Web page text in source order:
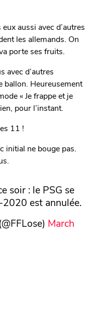
aussi avec d’autres
les allemands. On
porte ses fruits.
avec d’autres
ballon. Heureusement
« Je frappe et je
pour l’instant.
11 !
initial ne bouge pas.
soir : le PSG se
est annulée.
March